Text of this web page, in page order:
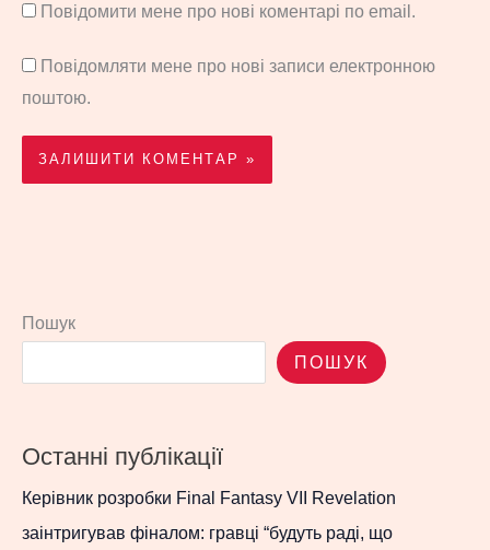
Повідомити мене про нові коментарі по email.
Повідомляти мене про нові записи електронною
поштою.
Пошук
ПОШУК
Останні публікації
Керівник розробки Final Fantasy VII Revelation
заінтригував фіналом: гравці “будуть раді, що